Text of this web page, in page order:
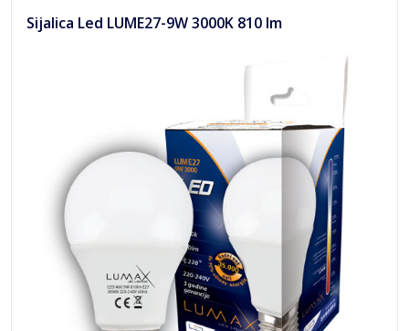
Sijalica Led LUME27-9W 3000K 810 lm